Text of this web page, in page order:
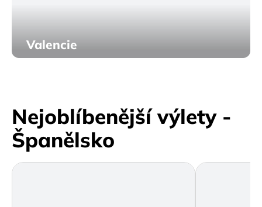
Valencie
Nejoblíbenější výlety -
Španělsko